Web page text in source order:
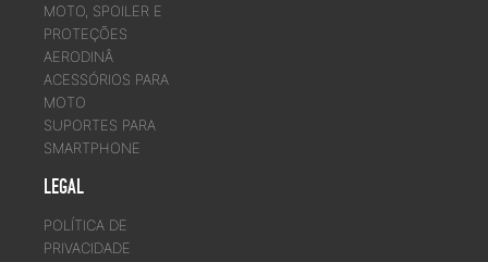
MOTO, SPOILER E
PROTEÇÕES
AERODINÂ
ACESSÓRIOS PARA
MOTO
SUPORTES PARA
SMARTPHONE
LEGAL
POLÍTICA DE
PRIVACIDADE